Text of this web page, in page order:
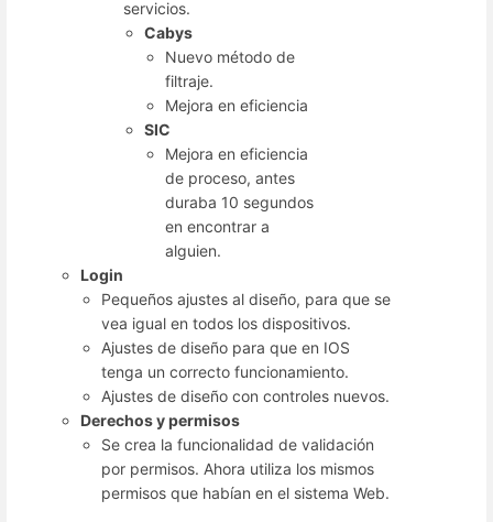
servicios.
Cabys
Nuevo método de
filtraje.
Mejora en eficiencia
SIC
Mejora en eficiencia
de proceso, antes
duraba 10 segundos
en encontrar a
alguien.
Login
Pequeños ajustes al diseño, para que se
vea igual en todos los dispositivos.
Ajustes de diseño para que en IOS
tenga un correcto funcionamiento.
Ajustes de diseño con controles nuevos.
Derechos y permisos
Se crea la funcionalidad de validación
por permisos. Ahora utiliza los mismos
permisos que habían en el sistema Web.